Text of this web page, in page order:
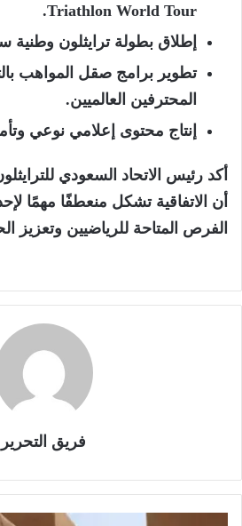
Triathlon World Tour
.
إطلاق بطولةترايثلون وطنية
تطوير برامج صقل المواهب
المحترفين العالميين.
إنتاج محتوى إعلامي نوعي
أكد رئيس الاتحاد السعودي
أن الاتفاقية تشكل منعطفًا مهمًا
الفرص المتاحة للرياضيين وتعزيز
فريق التحرير